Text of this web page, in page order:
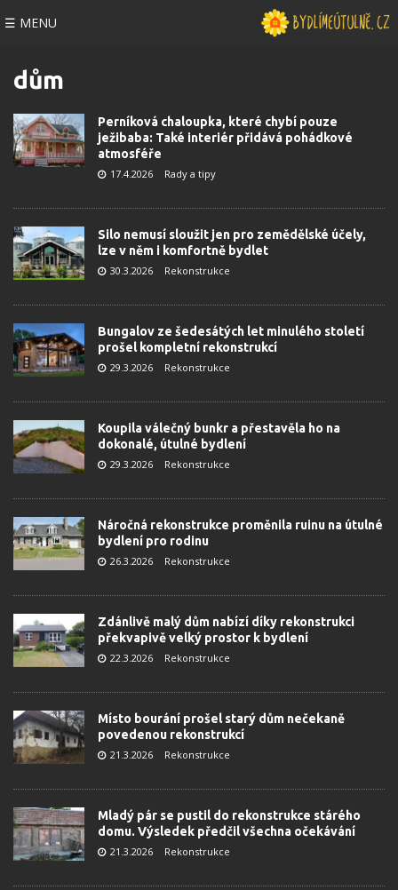
☰ MENU
dům
Perníková chaloupka, které chybí pouze
ježibaba: Také interiér přidává pohádkové
atmosféře
17.4.2026 Rady a tipy
Silo nemusí sloužit jen pro zemědělské účely,
lze v něm i komfortně bydlet
30.3.2026 Rekonstrukce
Bungalov ze šedesátých let minulého století
prošel kompletní rekonstrukcí
29.3.2026 Rekonstrukce
Koupila válečný bunkr a přestavěla ho na
dokonalé, útulné bydlení
29.3.2026 Rekonstrukce
Náročná rekonstrukce proměnila ruinu na útulné
bydlení pro rodinu
26.3.2026 Rekonstrukce
Zdánlivě malý dům nabízí díky rekonstrukci
překvapivě velký prostor k bydlení
22.3.2026 Rekonstrukce
Místo bourání prošel starý dům nečekaně
povedenou rekonstrukcí
21.3.2026 Rekonstrukce
Mladý pár se pustil do rekonstrukce stárého
domu. Výsledek předčil všechna očekávání
21.3.2026 Rekonstrukce